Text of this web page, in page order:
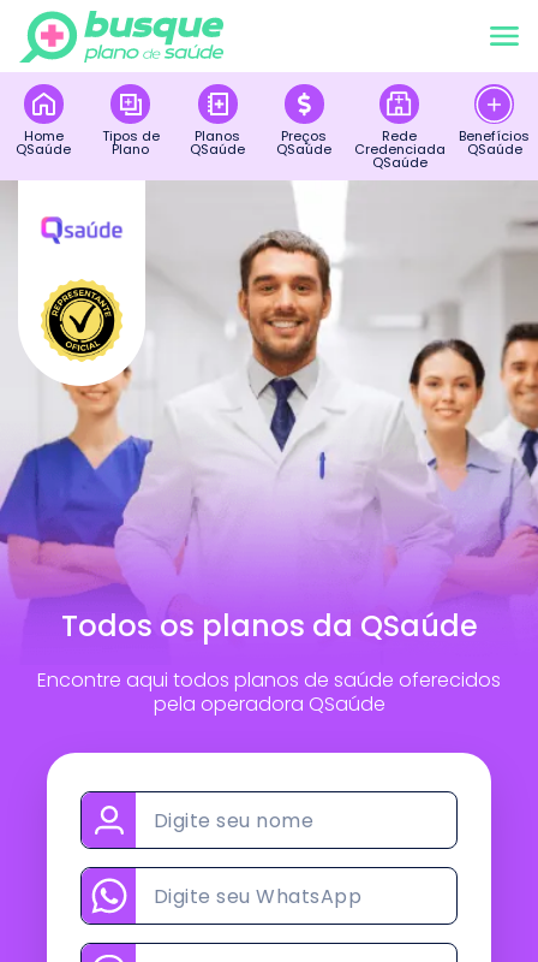
Home
QSaúde
Tipos de
Plano
Planos
QSaúde
Preços
QSaúde
Rede
Credenciada
QSaúde
Benefícios
QSaúde
Todos os planos da QSaúde
Encontre aqui todos planos de saúde oferecidos
pela operadora QSaúde